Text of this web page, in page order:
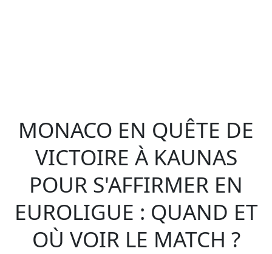
MONACO EN QUÊTE DE
VICTOIRE À KAUNAS
POUR S'AFFIRMER EN
EUROLIGUE : QUAND ET
OÙ VOIR LE MATCH ?